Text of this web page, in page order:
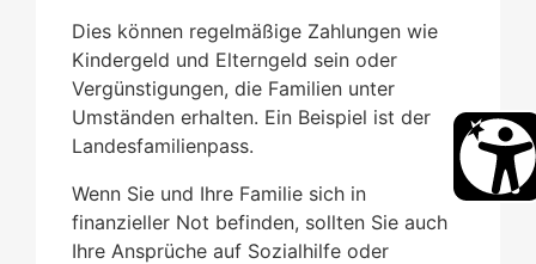
Dies können regelmäßige Zahlungen wie
Kindergeld und Elterngeld sein oder
Vergünstigungen, die Familien unter
Umständen erhalten. Ein Beispiel ist der
Landesfamilienpass.
Wenn Sie und Ihre Familie sich in
finanzieller Not befinden, sollten Sie auch
Ihre Ansprüche auf Sozialhilfe oder